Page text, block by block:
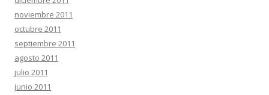
noviembre 2011
octubre 2011
septiembre 2011
agosto 2011
julio 2011
junio 2011